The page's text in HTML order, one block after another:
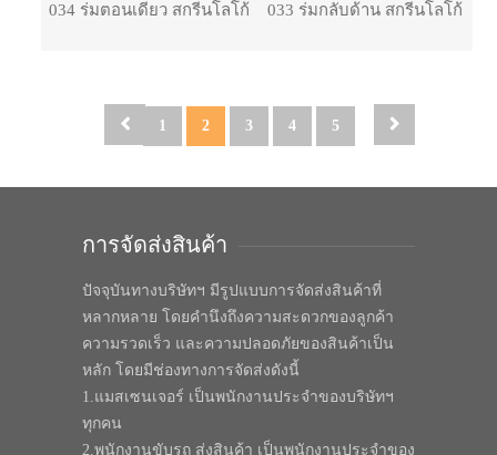
034 ร่มตอนเดียว สกรีนโลโก้ 033 ร่มกลับด้าน สกรีนโลโก้
1 2 3 4 5
การจัดส่งสินค้า
ปัจจุบันทางบริษัทฯ มีรูปแบบการจัดส่งสินค้าที่
หลากหลาย โดยคำนึงถึงความสะดวกของลูกค้า
ความรวดเร็ว และความปลอดภัยของสินค้าเป็น
หลัก โดยมีช่องทางการจัดส่งดังนี้
1.แมสเซนเจอร์ เป็นพนักงานประจำของบริษัทฯ
ทุกคน
2.พนักงานขับรถ ส่งสินค้า เป็นพนักงานประจำของ